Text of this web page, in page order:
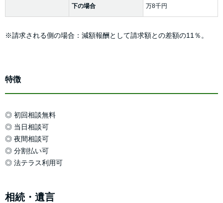
下の場合
万8千円
※請求される側の場合：減額報酬として請求額との差額の11％。
特徴
◎ 初回相談無料
◎ 当日相談可
◎ 夜間相談可
◎ 分割払い可
◎ 法テラス利用可
相続・遺言